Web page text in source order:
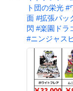
ト団の栄光 #
面 #拡張パッ
閃 #楽園ドラ
#ニンジャス